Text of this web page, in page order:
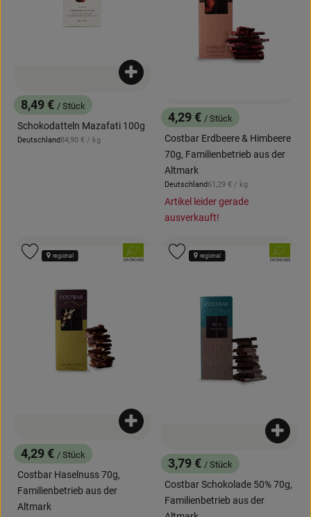
, Preis:
8,49 € / Stück
Schokodatteln Mazafati 100g
, Herkunft:
Deutschland, Referenzpreis:
84,90 € / kg
Produkt zum Warenkorb hinzufügen
, Preis:
4,29 € / Stück
Costbar Erdbeere & Himbeere
70g, Familienbetrieb aus der
Altmark
, Herkunft:
Deutschland, Referenzpreis:
61,29 € / kg
Artikel leider gerade
ausverkauft!
, Preis:
4,29 € / Stück
Costbar Haselnuss 70g,
Familienbetrieb aus der
Altmark
Produkt zum Warenkorb hinzufügen
, Verband:
, Kontrollstelle:
DE-ÖKO-005
regional
Produkt zu Favouriten hinzufügen
, Preis:
3,79 € / Stück
Costbar Schokolade 50% 70g,
Familienbetrieb aus der
, Verband:
, Kontrollstelle:
DE-ÖKO-005
regional
Produkt zu Favouriten hinzufügen